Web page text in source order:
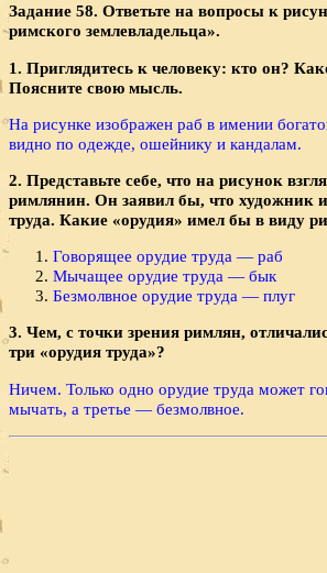
Задание 58. Ответьте на вопросы к
римского землевладельца».
1. Приглядитесь к человеку: кто он?
Поясните свою мысль.
На рисунке изображен раб в имении
видно по одежде, ошейнику и кандалам.
2. Представьте себе, что на рисунок
римлянин. Он заявил бы, что художник
труда. Какие «орудия» имел бы в виду
Говорящее орудие труда — раб
Мычащее орудие труда — бык
Безмолвное орудие труда — плуг
3. Чем, с точки зрения римлян,
три «орудия труда»?
Ничем. Только одно орудие труда может
мычать, а третье — безмолвное.